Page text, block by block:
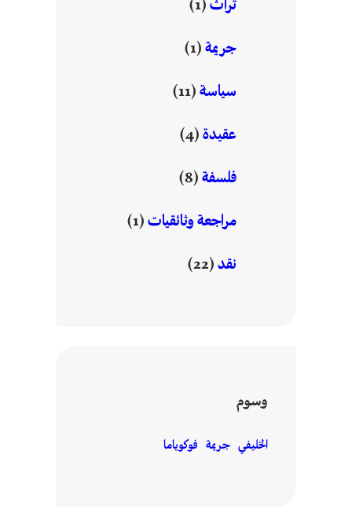
تراث(1)
جريمة(1)
سياسة(11)
عقيدة(4)
فلسفة(8)
مراجعة وثائقيات(1)
نقد(22)
وسوم
الخليفي جريمة فوكوياما